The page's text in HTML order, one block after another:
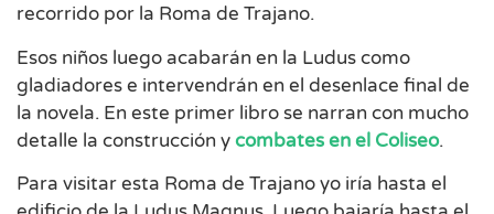
recorrido por la Roma de Trajano.
Esos niños luego acabarán en la Ludus como
gladiadores e intervendrán en el desenlace final de
la novela. En este primer libro se narran con mucho
detalle la construcción ycombates en el Coliseo.
Para visitar esta Roma de Trajano yo iría hasta el